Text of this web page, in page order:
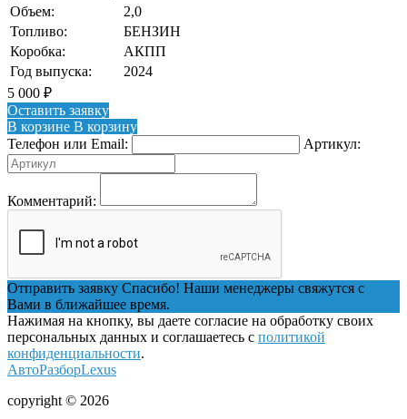
Объем:
2,0
Топливо:
БЕНЗИН
Коробка:
АКПП
Год выпуска:
2024
5 000 ₽
Оставить заявку
В корзине В корзину
Телефон или Email:
Артикул:
Комментарий:
Отправить заявку Спасибо! Наши менеджеры свяжутся с
Вами в ближайшее время.
Нажимая на кнопку, вы даете согласие на обработку своих
персональных данных и соглашаетесь с политикой
конфиденциальности.
АвтоРазборLexus
copyright © 2026